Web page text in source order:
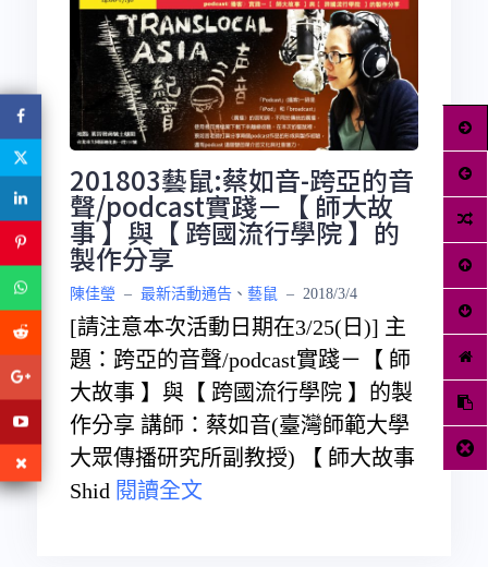
201803藝鼠:蔡如音-跨亞的音
聲/podcast實踐－【 師大故
事 】與【 跨國流行學院 】的
製作分享
陳佳瑩 – 最新活動通告 、 藝鼠 – 2018/3/4
[請注意本次活動日期在3/25(日)] 主
題：跨亞的音聲/podcast實踐－【 師
大故事 】與【 跨國流行學院 】的製
作分享 講師：蔡如音(臺灣師範大學
大眾傳播研究所副教授) 【 師大故事
Shid 閱讀全文